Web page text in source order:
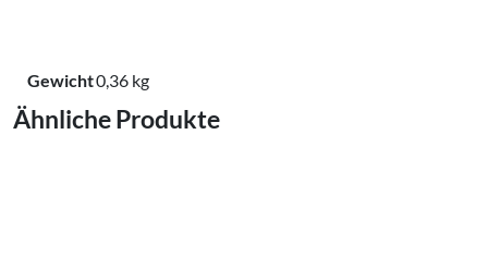
Gewicht0,36 kg
Ähnliche Produkte